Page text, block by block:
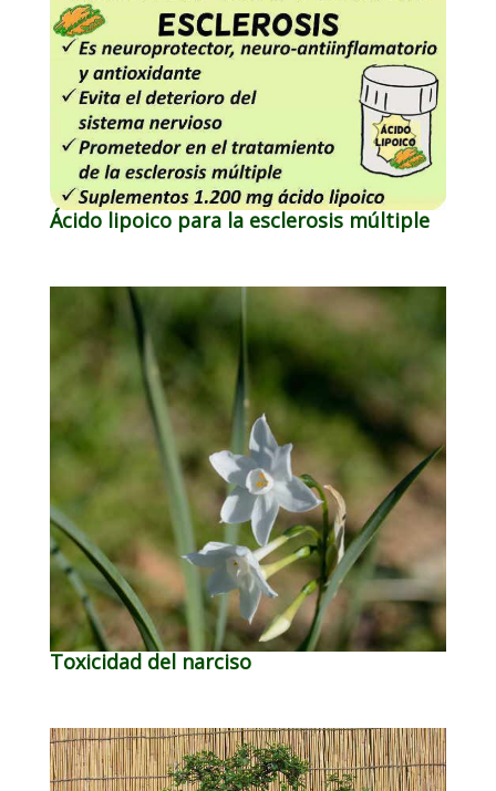
Ácido lipoico para la esclerosis múltiple
Toxicidad del narciso